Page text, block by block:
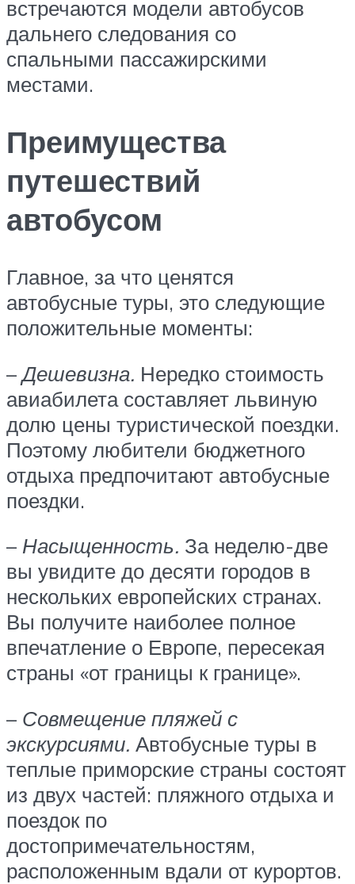
встречаются модели автобусов
дальнего следования со
спальными пассажирскими
местами.
Преимущества
путешествий
автобусом
Главное, за что ценятся
автобусные туры, это следующие
положительные моменты:
–Дешевизна. Нередко стоимость
авиабилета составляет львиную
долю цены туристической поездки.
Поэтому любители бюджетного
отдыха предпочитают автобусные
поездки.
– Насыщенность. За неделю-две
вы увидите до десяти городов в
нескольких европейских странах.
Вы получите наиболее полное
впечатление о Европе, пересекая
страны «от границы к границе».
– Совмещение пляжей с
экскурсиями. Автобусные туры в
теплые приморские страны состоят
из двух частей: пляжного отдыха и
поездок по
достопримечательностям,
расположенным вдали от курортов.